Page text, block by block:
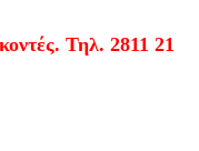
Τηλ. 2811 21